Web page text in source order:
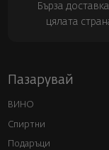
Бърза
цялата
Пазарувай
ВИНО
Спиртни
Подаръци